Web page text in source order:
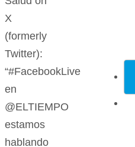
X
(formerly
Twitter):
“#FacebookLive
en
@ELTIEMPO
estamos
hablando